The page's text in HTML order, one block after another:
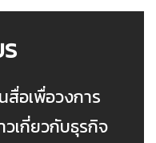
สื่อเพื่อวงการ
วเกี่ยวกับธุรกิจ